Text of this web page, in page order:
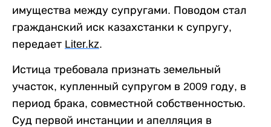
имущества между супругами. Поводом стал
гражданский иск казахстанки к супругу,
передает Liter.kz.
Истица требовала признать земельный
участок, купленный супругом в 2009 году, в
период брака, совместной собственностью.
Суд первой инстанции и апелляция в